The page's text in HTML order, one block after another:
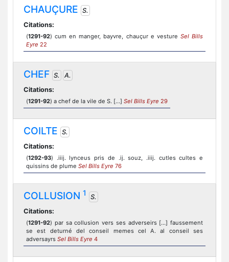
CHAUÇURE S.
Citations:
(1291-92) cum en manger, bayvre, chauçur e vesture Sel Bills
Eyre 22
CHEF S.
A.
Citations:
(1291-92) a chef de la vile de S. […] Sel Bills Eyre 29
COILTE S.
Citations:
(1292-93) .iiij. lynceus pris de .ij. souz, .iiij. cutles cultes e
quissins de plume Sel Bills Eyre 76
COLLUSION 1
S.
Citations:
(1291-92) par sa collusion vers ses adverseirs […] faussement
se est deturné del conseil memes cel A. al conseil ses
adversayrs Sel Bills Eyre 4